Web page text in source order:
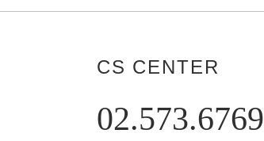
CS CENTER
02.573.6769